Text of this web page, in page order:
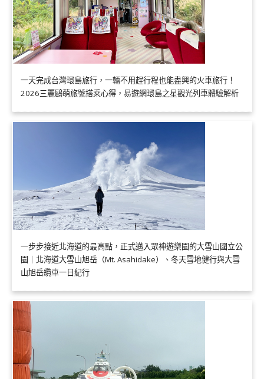
一天完成台灣環島旅行，一輛不用趕行程也能盡興的火車旅行！
2026三麗鷗萌旅號搭乘心得，易遊網環島之星觀光列車體驗解析
一步步接近北海道的最高點，正式邁入眾神遊樂園的大雪山國立公
園｜北海道大雪山旭岳（Mt. Asahidake）、冬天雪地健行與大雪
山旭岳纜車一日紀行